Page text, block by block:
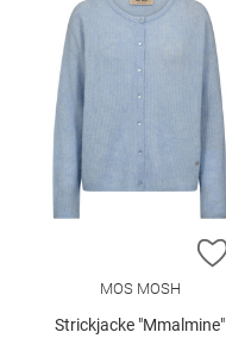
MOS MOSH
Strickjacke "Mmalmine"